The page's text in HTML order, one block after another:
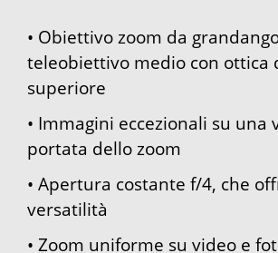
• Obiettivo zoom da
teleobiettivo medio con ottica
superiore
• Immagini eccezionali su una
portata dello zoom
• Apertura costante f/4, che
versatilità
• Zoom uniforme su video e